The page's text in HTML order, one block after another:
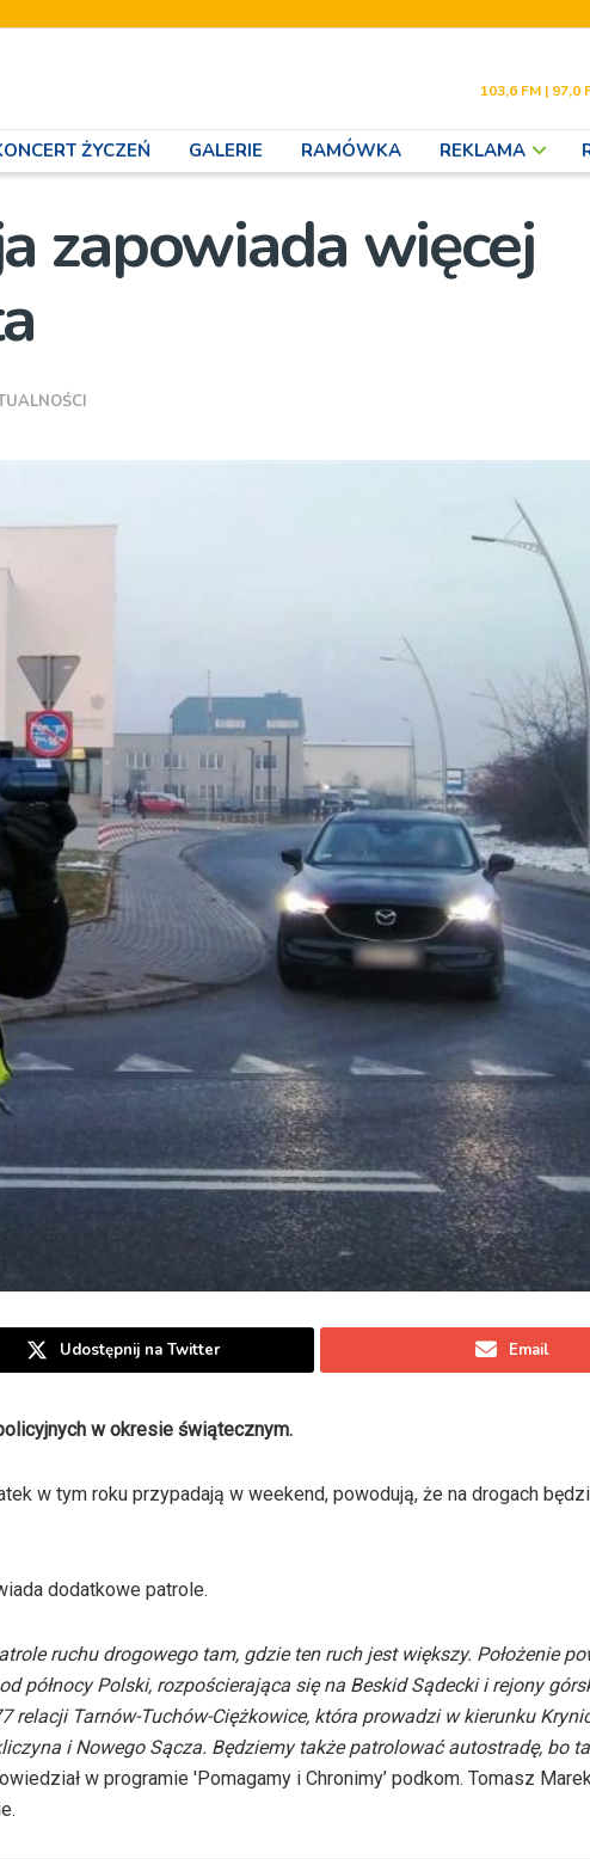
103,6 FM | 97,0
ŻYCZEŃ GALERIE RAMÓWKA REKLAMA
zapowiada więcej
Udostępnij na Twitter Email
w okresie świątecznym.
w tym roku przypadają w weekend, powodują, że na drogach
dodatkowe patrole.
ruchu drogowego tam, gdzie ten ruch jest większy. Położenie
północy Polski, rozpościerająca się na Beskid Sądecki i rejony
Tarnów-Tuchów-Ciężkowice, która prowadzi w kierunku
i Nowego Sącza. Będziemy także patrolować autostradę, bo
w programie 'Pomagamy i Chronimy’ podkom. Tomasz